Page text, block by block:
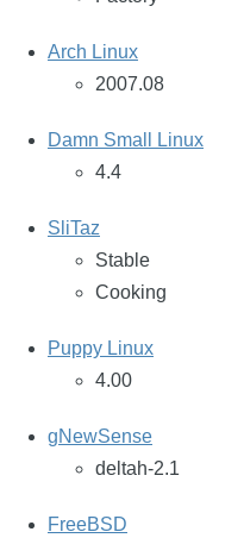
Arch Linux
2007.08
Damn Small Linux
4.4
SliTaz
Stable
Cooking
Puppy Linux
4.00
gNewSense
deltah-2.1
FreeBSD